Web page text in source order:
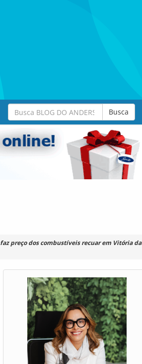
Busca
preço dos combustíveis recuar em Vitória da